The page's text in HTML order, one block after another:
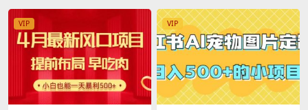
VIP VIP